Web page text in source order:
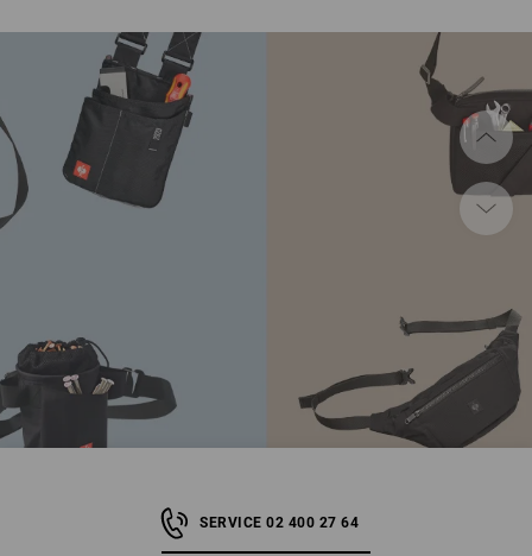
SERVICE 02 400 27 64